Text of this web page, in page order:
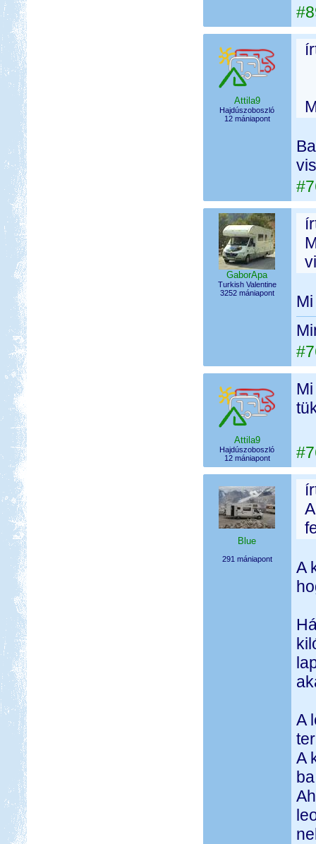
Attila9
Hajdúszoboszló
12 mániapont
GaborApa
Turkish Valentine
3252 mániapont
Attila9
Hajdúszoboszló
12 mániapont
Blue
291 mániapont
A
A
A